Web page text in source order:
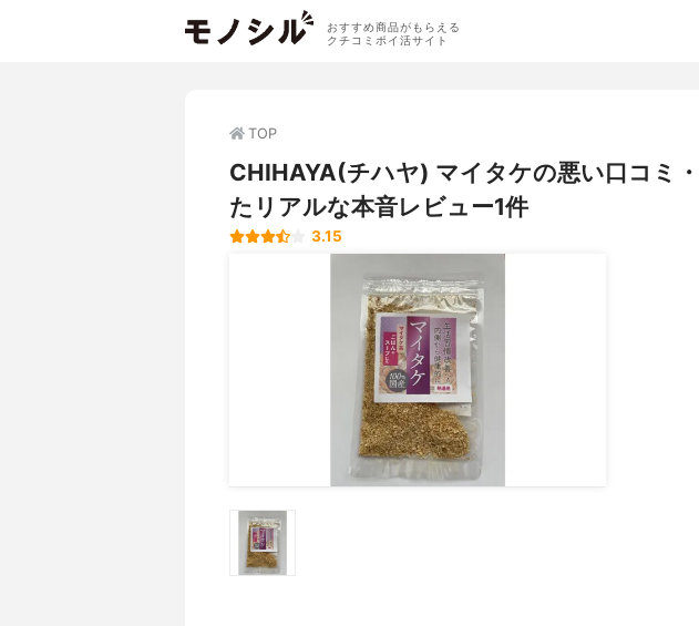
おすすめ商品がもらえる
クチコミポイ活サイト
TOP
CHIHAYA(チハヤ) マイタケの悪い口コミ
たリアルな本音レビュー1件
3.15